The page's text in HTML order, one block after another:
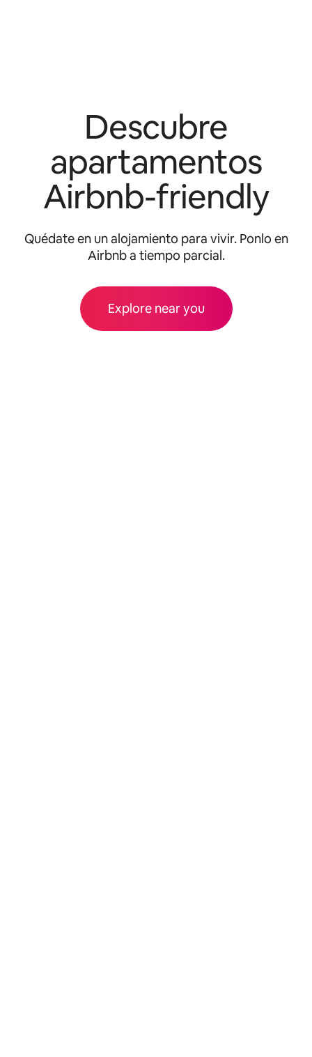
Descubre
apartamentos
Airbnb-friendly
Quédate en un alojamiento para vivir. Ponlo en
Airbnb a tiempo parcial.
Explore near you